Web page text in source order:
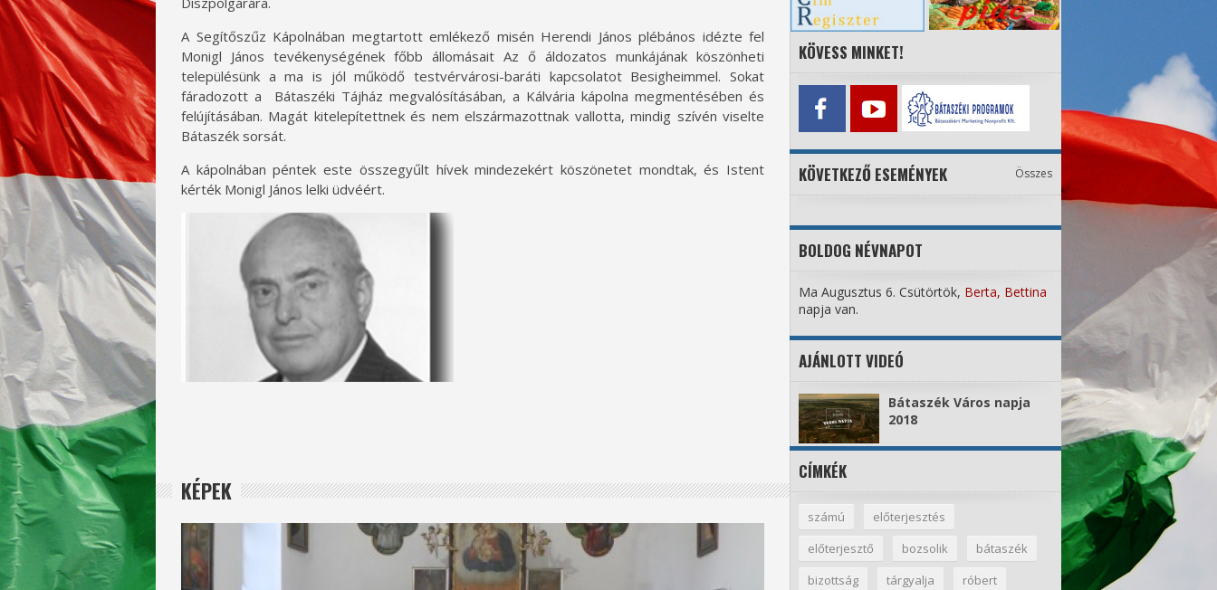
A Segítőszűz Kápolnában megtartott emlékező misén Herendi János plébános idézte fel
Monigl János tevékenységének főbb állomásait Az ő áldozatos munkájának köszönheti
településünk a ma is jól működő testvérvárosi-baráti kapcsolatot Besigheimmel. Sokat
fáradozott a Bátaszéki Tájház megvalósításában, a Kálvária kápolna megmentésében és
felújításában. Magát kitelepítettnek és nem elszármazottnak vallotta, mindig szívén viselte
Bátaszék sorsát.
A kápolnában péntek este összegyűlt hívek mindezekért köszönetet mondtak, és Istent
kérték Monigl János lelki üdvéért.
KÉPEK
KÖVESS MINKET!
KÖVETKEZŐ ESEMÉNYEK Összes
BOLDOG NÉVNAPOT
Ma Augusztus 6. Csütörtök, Berta, Bettina
napja van.
AJÁNLOTT VIDEÓ
Bátaszék Város napja
2018
CÍMKÉK
számú
előterjesztés
előterjesztő
bozsolik
bátaszék
bizottság
tárgyalja
róbert